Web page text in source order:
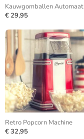
Kauwgomballen Automaat
€ 29,95
Retro Popcorn Machine
€ 32,95